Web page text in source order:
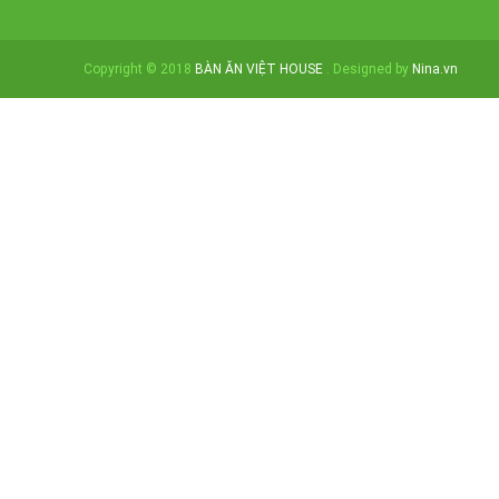
Copyright © 2018 BÀN ĂN VIỆT HOUSE . Designed by Nina.vn